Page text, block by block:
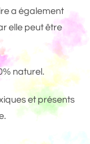
a également
elle peut être
naturel.
et présents